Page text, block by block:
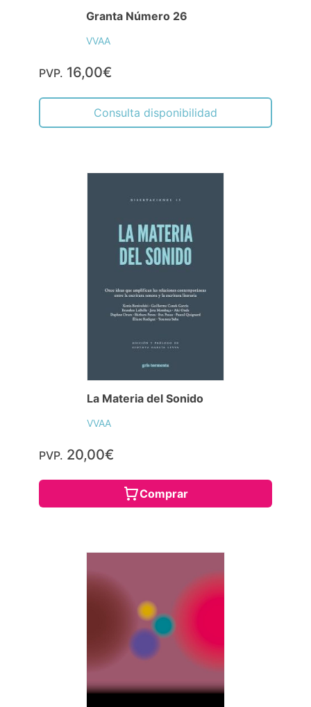
Granta Número 26
VVAA
PVP. 16,00€
Consulta disponibilidad
La Materia del Sonido
VVAA
PVP. 20,00€
Comprar